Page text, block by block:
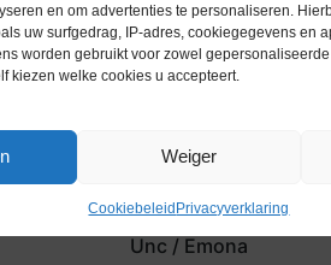
en om advertenties te personaliseren.
uw surfgedrag, IP-adres, cookiegegevens en
worden gebruikt voor zowel
kiezen welke cookies u accepteert.
Weiger
CookiebeleidPrivacyverklaring
Euromunten / Slovenië / 2015 / 2
Unc / Emona